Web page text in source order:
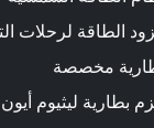
الطاقة لرحلات
مخصصة
بطارية ليثيوم